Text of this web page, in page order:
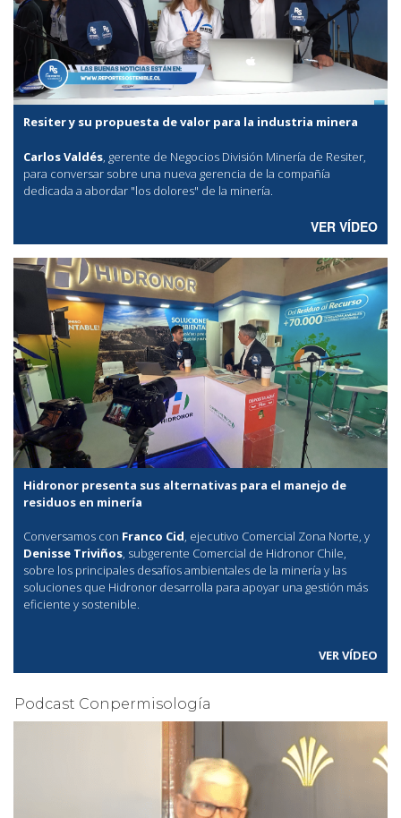
Resiter y su propuesta de valor para la industria minera
Carlos Valdés, gerente de Negocios División Minería de Resiter,
para conversar sobre una nueva gerencia de la compañía
dedicada a abordar "los dolores" de la minería.
VER VÍDEO
Hidronor presenta sus alternativas para el manejo de
residuos en minería
Conversamos con Franco Cid, ejecutivo Comercial Zona Norte, y
Denisse Triviños, subgerente Comercial de Hidronor Chile,
sobre los principales desafíos ambientales de la minería y las
soluciones que Hidronor desarrolla para apoyar una gestión más
eficiente y sostenible.
VER VÍDEO
Podcast Conpermisología